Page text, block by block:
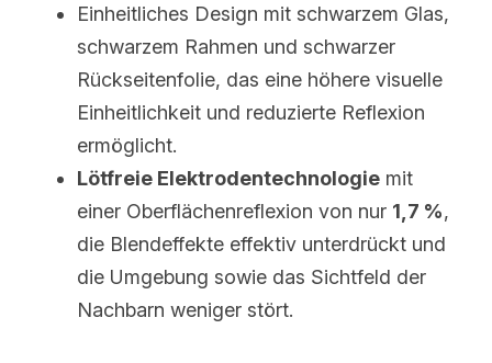
Einheitliches Design mit schwarzem Glas,
schwarzem Rahmen und schwarzer
Rückseitenfolie, das eine höhere visuelle
Einheitlichkeit und reduzierte Reflexion
ermöglicht.
Lötfreie Elektrodentechnologie mit
einer Oberflächenreflexion von nur 1,7 %,
die Blendeffekte effektiv unterdrückt und
die Umgebung sowie das Sichtfeld der
Nachbarn weniger stört.